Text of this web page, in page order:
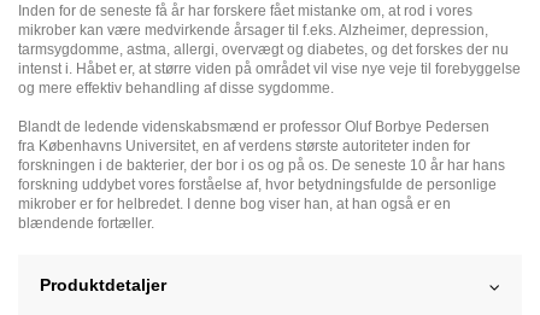
Inden for de seneste få år har forskere fået mistanke om, at rod i vores
mikrober kan være medvirkende årsager til f.eks. Alzheimer, depression,
tarmsygdomme, astma, allergi, overvægt og diabetes, og det forskes der nu
intenst i. Håbet er, at større viden på området vil vise nye veje til forebyggelse
og mere effektiv behandling af disse sygdomme.
Blandt de ledende videnskabsmænd er professor Oluf Borbye Pedersen
fra Københavns Universitet, en af verdens største autoriteter inden for
forskningen i de bakterier, der bor i os og på os. De seneste 10 år har hans
forskning uddybet vores forståelse af, hvor betydningsfulde de personlige
mikrober er for helbredet. I denne bog viser han, at han også er en
blændende fortæller.
Produktdetaljer